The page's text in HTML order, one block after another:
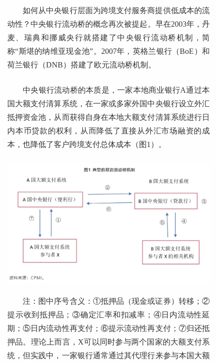
如何从中央银行层面为跨境支付服务商提供低成本的流
动性？中央银行流动桥的概念再次被提起。早在2003年，丹
麦、瑞典和挪威央行就搭建了中央银行流动桥机制，简
称“斯堪的纳维亚现金池”。2007年，英格兰银行（BoE）和
荷兰银行（DNB）搭建了欧元流动桥机制。
中央银行流动桥的本质是，一家本地商业银行A通过本
国大额支付清算系统，在一家或多家外国中央银行设立外汇
抵押资金池，从而获得自身在本地大额支付清算系统进行日
内本币贷款的权利，从而降低了直接从外汇市场融资的成
本，也降低了客户跨境支付总体成本（图1）。
注：图中序号含义：①抵押品（现金或证券）转移；②
提示收到抵押品；③确定汇率和扣减率；④日内流动性延
期；⑤日内流动性再支付；⑥提示流动性再支付；⑦归还抵
押品。理论上而言，X可以同时参与两个国家的大额支付系
统，但实践中，一家银行通常通过其代理行来参与本国大额